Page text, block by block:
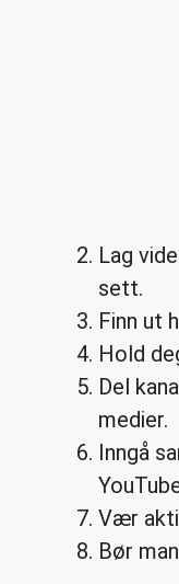
Lag
sett.
Finn ut
Hold
Del
medier.
Inngå
Vær
Bør